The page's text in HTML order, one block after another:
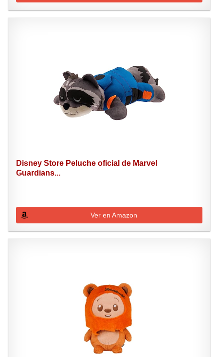
Disney Store Peluche oficial de Marvel
Guardians...
Ver en Amazon